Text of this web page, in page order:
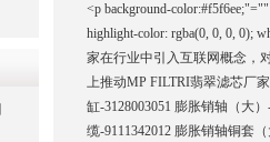
<p background-
highlight-color: rgba(0, 0, 0, 0);
家在行业中引入互联网概念，
上推动MP FILTRI翡翠滤芯厂
缸-3128003051 膨胀销轴（大
缆-9111342012 膨胀销轴铜套